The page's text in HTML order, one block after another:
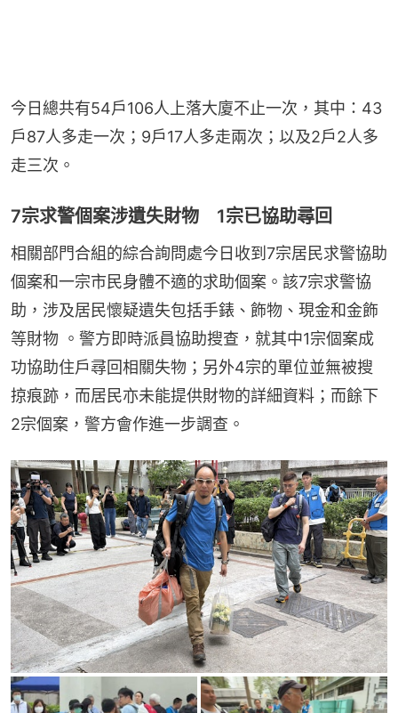
今日總共有54戶106人上落大廈不止一次，其中：43
戶87人多走一次；9戶17人多走兩次；以及2戶2人多
走三次。
7宗求警個案涉遺失財物 1宗已協助尋回
相關部門合組的綜合詢問處今日收到7宗居民求警協助
個案和一宗市民身體不適的求助個案。該7宗求警協
助，涉及居民懷疑遺失包括手錶、飾物、現金和金飾
等財物 。警方即時派員協助搜查，就其中1宗個案成
功協助住戶尋回相關失物；另外4宗的單位並無被搜
掠痕跡，而居民亦未能提供財物的詳細資料；而餘下
2宗個案，警方會作進一步調查。